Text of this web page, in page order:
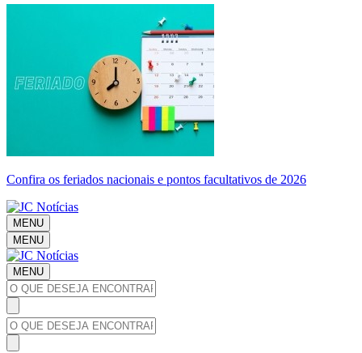
Confira os feriados nacionais e pontos facultativos de 2026
MENU
MENU
MENU